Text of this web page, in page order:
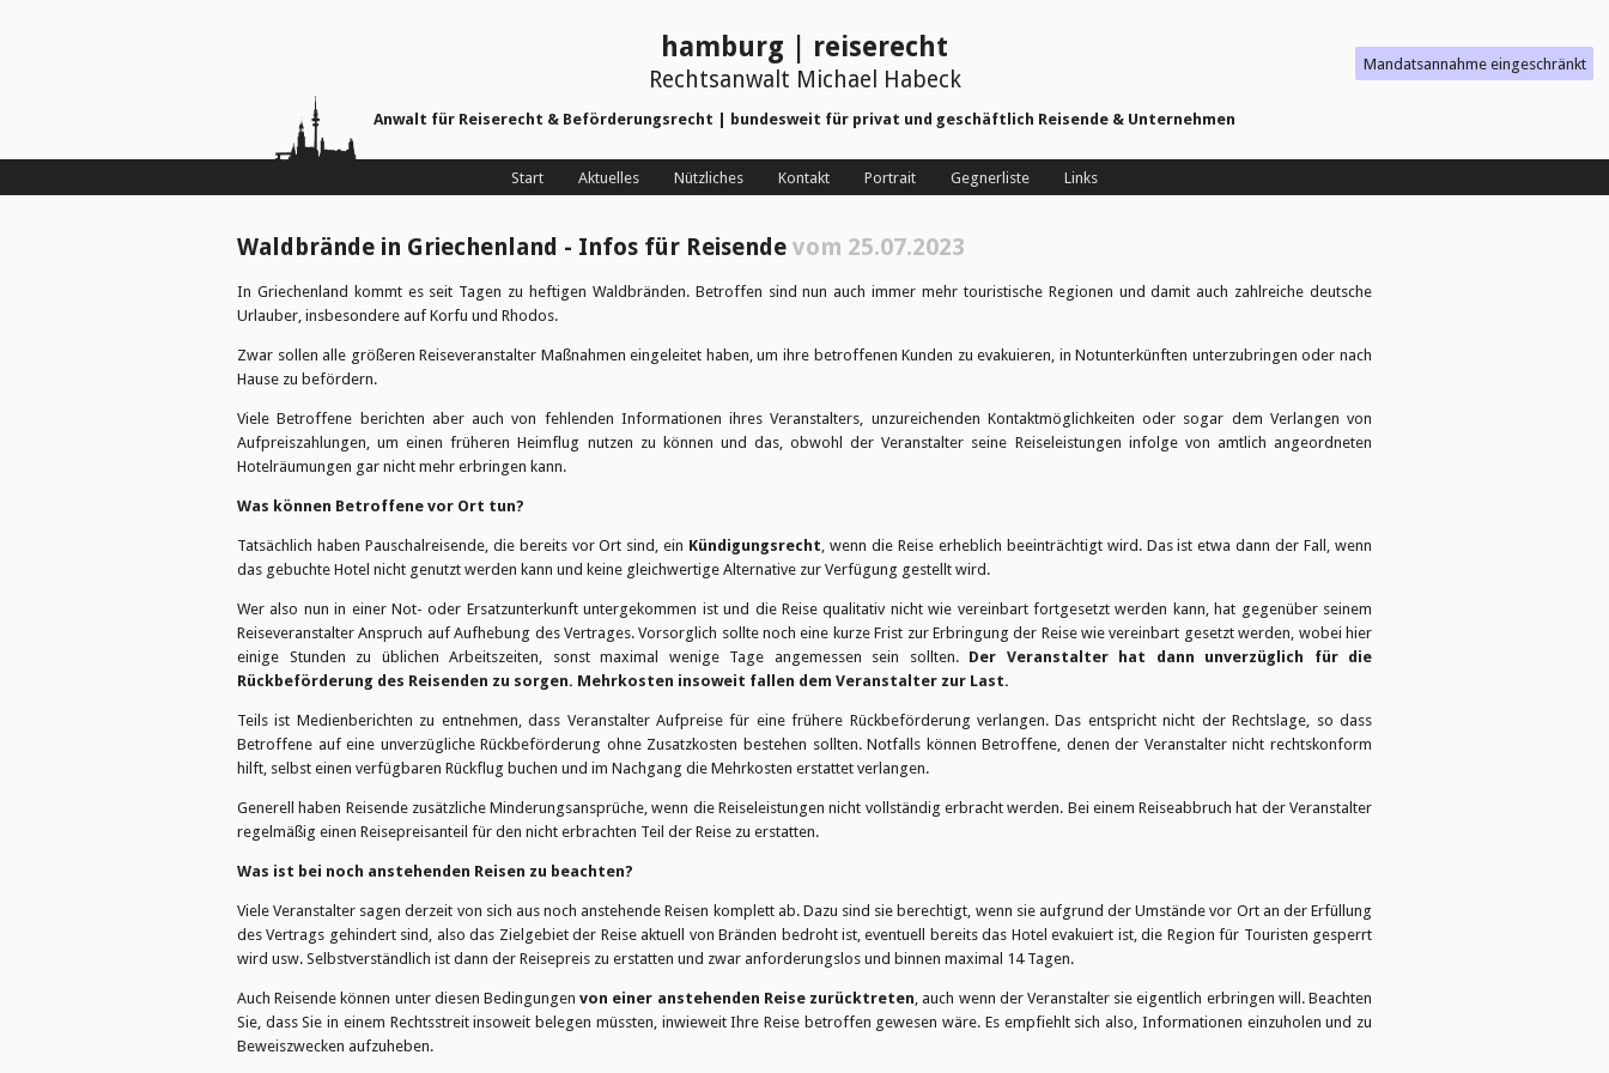
Mandatsannahme eingeschränkt
hamburg | reiserecht
Rechtsanwalt Michael Habeck
Anwalt für Reiserecht & Beförderungsrecht | bundesweit für privat und geschäftlich Reisende & Unternehmen
Start Aktuelles Nützliches Kontakt Portrait Gegnerliste Links
Waldbrände in Griechenland - Infos für Reisende vom 25.07.2023
In Griechenland kommt es seit Tagen zu heftigen Waldbränden. Betroffen sind nun auch immer mehr touristische Regionen und damit auch zahlreiche deutsche
Urlauber, insbesondere auf Korfu und Rhodos.
Zwar sollen alle größeren Reiseveranstalter Maßnahmen eingeleitet haben, um ihre betroffenen Kunden zu evakuieren, in Notunterkünften unterzubringen oder nach
Hause zu befördern.
Viele Betroffene berichten aber auch von fehlenden Informationen ihres Veranstalters, unzureichenden Kontaktmöglichkeiten oder sogar dem Verlangen von
Aufpreiszahlungen, um einen früheren Heimflug nutzen zu können und das, obwohl der Veranstalter seine Reiseleistungen infolge von amtlich angeordneten
Hotelräumungen gar nicht mehr erbringen kann.
Was können Betroffene vor Ort tun?
Tatsächlich haben Pauschalreisende, die bereits vor Ort sind, ein Kündigungsrecht , wenn die Reise erheblich beeinträchtigt wird. Das ist etwa dann der Fall, wenn
das gebuchte Hotel nicht genutzt werden kann und keine gleichwertige Alternative zur Verfügung gestellt wird.
Wer also nun in einer Not- oder Ersatzunterkunft untergekommen ist und die Reise qualitativ nicht wie vereinbart fortgesetzt werden kann, hat gegenüber seinem
Reiseveranstalter Anspruch auf Aufhebung des Vertrages. Vorsorglich sollte noch eine kurze Frist zur Erbringung der Reise wie vereinbart gesetzt werden, wobei hier
einige Stunden zu üblichen Arbeitszeiten, sonst maximal wenige Tage angemessen sein sollten. Der Veranstalter hat dann unverzüglich für die
Rückbeförderung des Reisenden zu sorgen. Mehrkosten insoweit fallen dem Veranstalter zur Last.
Teils ist Medienberichten zu entnehmen, dass Veranstalter Aufpreise für eine frühere Rückbeförderung verlangen. Das entspricht nicht der Rechtslage, so dass
Betroffene auf eine unverzügliche Rückbeförderung ohne Zusatzkosten bestehen sollten. Notfalls können Betroffene, denen der Veranstalter nicht rechtskonform
hilft, selbst einen verfügbaren Rückflug buchen und im Nachgang die Mehrkosten erstattet verlangen.
Generell haben Reisende zusätzliche Minderungsansprüche, wenn die Reiseleistungen nicht vollständig erbracht werden. Bei einem Reiseabbruch hat der Veranstalter
regelmäßig einen Reisepreisanteil für den nicht erbrachten Teil der Reise zu erstatten.
Was ist bei noch anstehenden Reisen zu beachten?
Viele Veranstalter sagen derzeit von sich aus noch anstehende Reisen komplett ab. Dazu sind sie berechtigt, wenn sie aufgrund der Umstände vor Ort an der Erfüllung
des Vertrags gehindert sind, also das Zielgebiet der Reise aktuell von Bränden bedroht ist, eventuell bereits das Hotel evakuiert ist, die Region für Touristen gesperrt
wird usw. Selbstverständlich ist dann der Reisepreis zu erstatten und zwar anforderungslos und binnen maximal 14 Tagen.
Auch Reisende können unter diesen Bedingungenvon einer anstehenden Reise zurücktreten , auch wenn der Veranstalter sie eigentlich erbringen will. Beachten
Sie, dass Sie in einem Rechtsstreit insoweit belegen müssten, inwieweit Ihre Reise betroffen gewesen wäre. Es empfiehlt sich also, Informationen einzuholen und zu
Beweiszwecken aufzuheben.